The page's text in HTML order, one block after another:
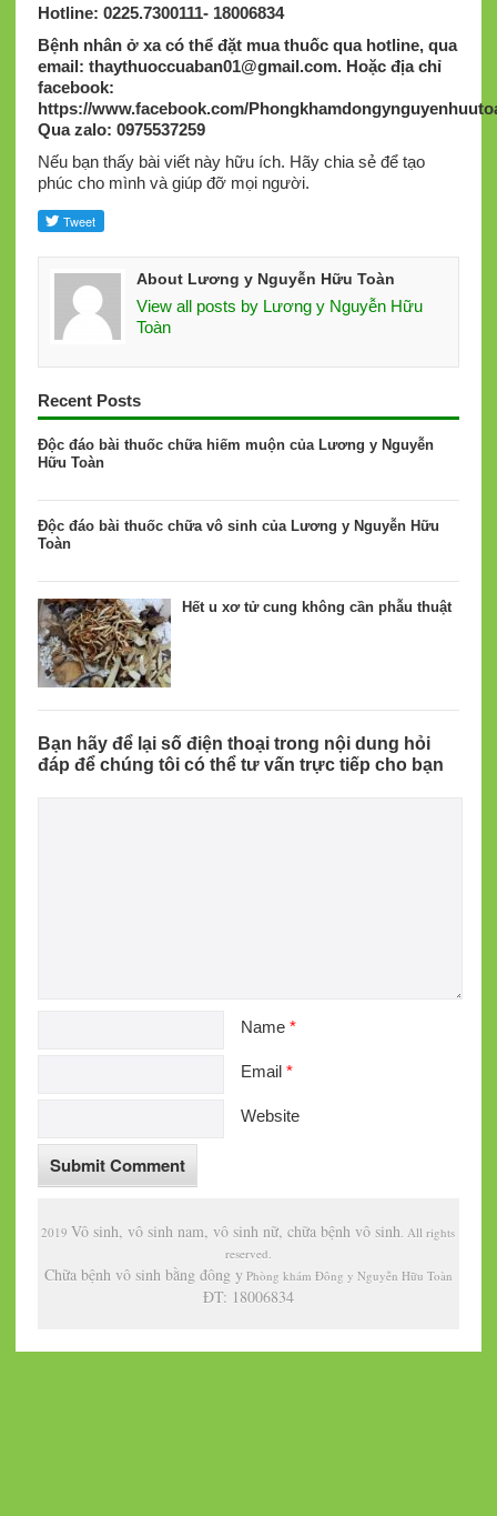
Hotline: 0225.7300111- 18006834
Bệnh nhân ở xa có thể đặt mua thuốc qua hotline, qua
email: thaythuoccuaban01@gmail.com. Hoặc địa chỉ
facebook:
https://www.facebook.com/
Qua zalo: 0975537259
Nếu bạn thấy bài viết này hữu ích. Hãy chia sẻ để tạo
phúc cho mình và giúp đỡ mọi người.
About Lương y Nguyễn Hữu Toàn
View all posts by Lương y Nguyễn Hữu
Toàn
Recent Posts
Độc đáo bài thuốc chữa hiếm muộn của Lương y Nguyễn
Hữu Toàn
Độc đáo bài thuốc chữa vô sinh của Lương y Nguyễn Hữu
Toàn
Hết u xơ tử cung không cần phẫu thuật
Bạn hãy để lại số điện thoại trong nội dung hỏi
đáp để chúng tôi có thể tư vấn trực tiếp cho bạn
Name *
Email *
Website
2019Vô sinh, vô sinh nam, vô sinh nữ, chữa bệnh vô sinh. All rights
reserved.
Chữa bệnh vô sinh bằng đông yPhòng khám Đông y Nguyễn Hữu Toàn
ĐT: 18006834